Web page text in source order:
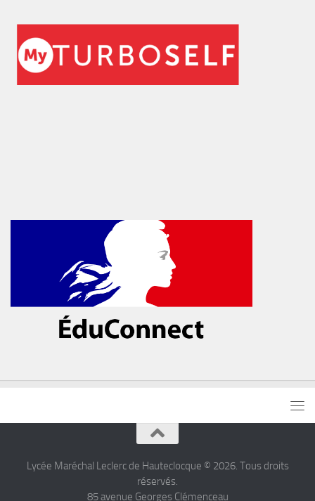
Lycée Maréchal Leclerc de Hauteclocque © 2026. Tous droits
réservés.
85 avenue Georges Clémenceau